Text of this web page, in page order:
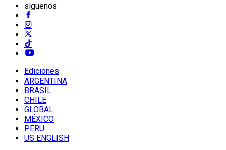
síguenos
Ediciones
ARGENTINA
BRASIL
CHILE
GLOBAL
MÉXICO
PERU
US ENGLISH